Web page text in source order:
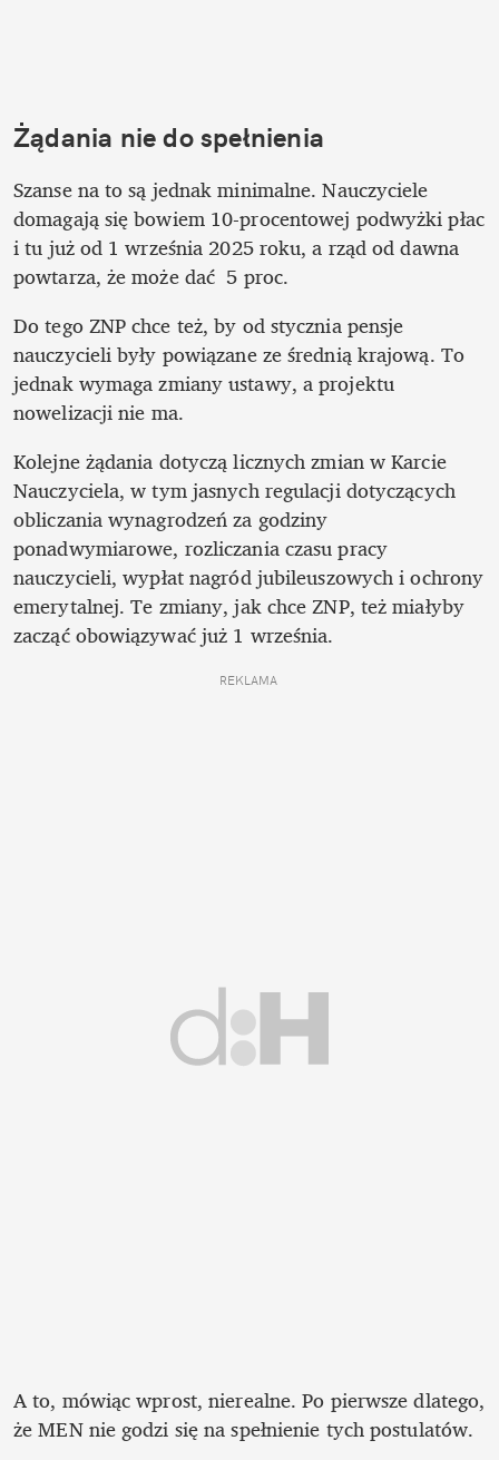
Żądania nie do spełnienia
Szanse na to są jednak minimalne. Nauczyciele
domagają się bowiem 10-procentowej podwyżki płac
i tu już od 1 września 2025 roku, a rząd od dawna
powtarza, że może dać  5 proc.
Do tego ZNP chce też, by od stycznia pensje
nauczycieli były powiązane ze średnią krajową. To
jednak wymaga zmiany ustawy, a projektu
nowelizacji nie ma.
Kolejne żądania dotyczą licznych zmian w Karcie
Nauczyciela, w tym jasnych regulacji dotyczących
obliczania wynagrodzeń za godziny
ponadwymiarowe, rozliczania czasu pracy
nauczycieli, wypłat nagród jubileuszowych i ochrony
emerytalnej. Te zmiany, jak chce ZNP, też miałyby
zacząć obowiązywać już 1 września.
REKLAMA
A to, mówiąc wprost, nierealne. Po pierwsze dlatego,
że MEN nie godzi się na spełnienie tych postulatów.